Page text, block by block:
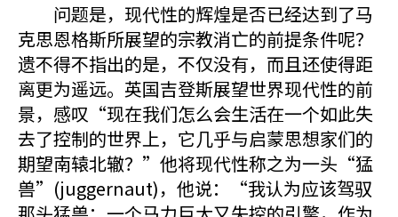
问题是，现代性的辉煌是否已经达到了马
克思恩格斯所展望的宗教消亡的前提条件呢？
遗不得不指出的是，不仅没有，而且还使得距
离更为遥远。英国吉登斯展望世界现代性的前
景，感叹“现在我们怎么会生活在一个如此失
去了控制的世界上，它几乎与启蒙思想家们的
期望南辕北辙？”他将现代性称之为一头“猛
兽”(juggernaut)，他说：“我认为应该驾驭